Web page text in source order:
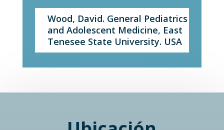
Wood, David. General Pediatrics
and Adolescent Medicine, East
Tenesee State University. USA